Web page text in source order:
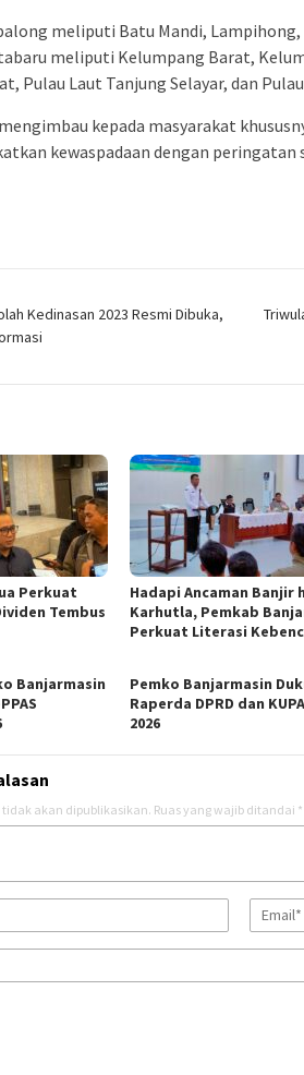
meliputi Batu Mandi,
meliputi Kelumpang Barat,
Pulau Laut Tanjung Selayar, dan
kepada masyarakat
kewaspadaan dengan peringatan
Kedinasan 2023 Resmi Dibuka,
Perkuat
Tembus
Hadapi Ancaman Banjir
Karhutla, Pemkab
Perkuat Literasi
Banjarmasin
Pemko Banjarmasin
Raperda DPRD dan
2026
akan dipublikasikan. Ruas yang wajib ditandai *